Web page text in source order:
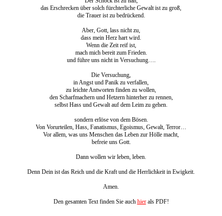
das Erschrecken über solch fürchterliche Gewalt ist zu groß,
die Trauer ist zu bedrückend.
Aber, Gott, lass nicht zu,
dass mein Herz hart wird.
Wenn die Zeit reif ist,
mach mich bereit zum Frieden.
und führe uns nicht in Versuchung….
Die Versuchung,
in Angst und Panik zu verfallen,
zu leichte Antworten finden zu wollen,
den Scharfmachern und Hetzern hinterher zu rennen,
selbst Hass und Gewalt auf dem Leim zu gehen.
sondern erlöse von dem Bösen.
Von Vorurteilen, Hass, Fanatismus, Egoismus, Gewalt, Terror…
Vor allem, was uns Menschen das Leben zur Hölle macht,
befreie uns Gott.
Dann wollen wir leben, leben.
Denn Dein ist das Reich und die Kraft und die Herrlichkeit in Ewigkeit.
Amen.
Den gesamten Text finden Sie auch hierals PDF!